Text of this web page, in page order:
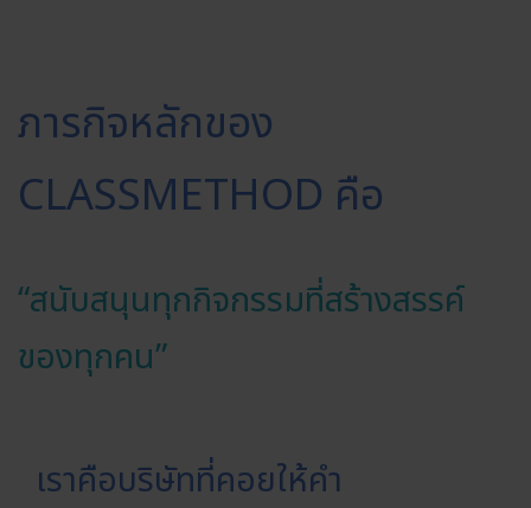
ภารกิจหลักของ
CLASSMETHOD คือ
“สนับสนุนทุกกิจกรรมที่สร้างสรรค์
ของทุกคน”
เราคือบริษัทที่คอยให้คำ